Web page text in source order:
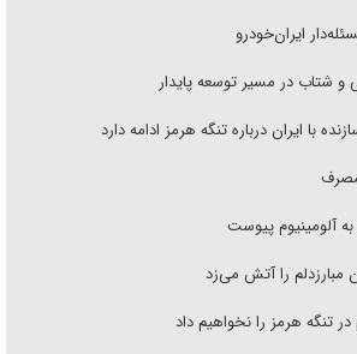
ایران‌خودرو
و شتاب در مسیر توسعه پایدار
با ایران درباره تنگه هرمز ادامه دارد
مصرف
آلومینیوم پیوست
مبارزدلم را آتش می‌زد
تنگه هرمز را نخواهیم داد